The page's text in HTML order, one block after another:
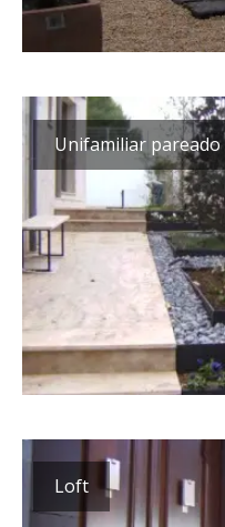
Unifamiliar pareado
Loft